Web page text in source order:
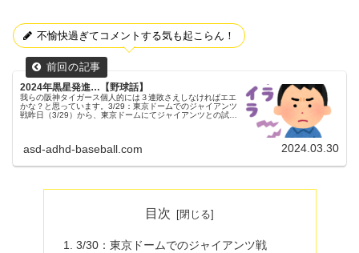
不愉快過ぎてコメントする気も起こらん！
2024年黒星発進…【野球話】
我らの阪神タイガース個人的には３連敗さえしなければエエ
かな？と思っています。3/29：東京ドームでのジャイアンツ
戦昨日（3/29）から、東京ドームにてジャイアンツとの試合
asd-adhd-baseball.com 2024.03.30
目次
3/30：東京ドームでのジャイアンツ戦